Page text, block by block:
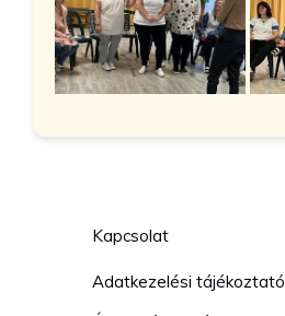
Kapcsolat
Adatkezelési tájékoztató